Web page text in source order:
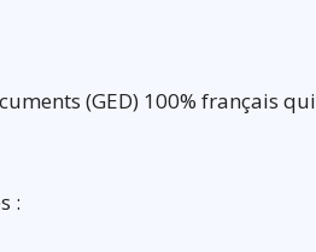
(GED) 100% français qui
: